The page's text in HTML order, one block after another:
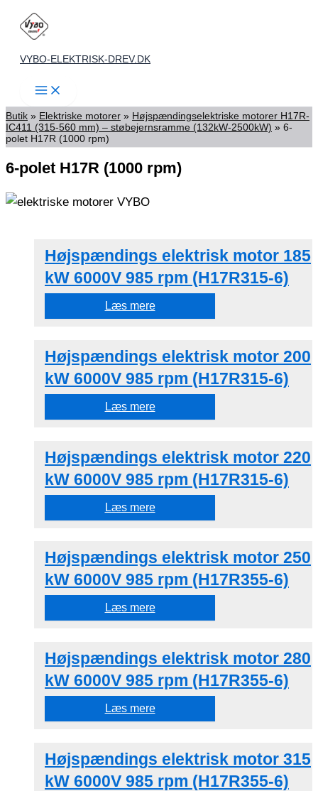
indholdet
VYBO-ELEKTRISK-DREV.DK
Butik » Elektriske motorer » Højspændingselektriske motorer H17R-
IC411 (315-560 mm) – støbejernsramme (132kW-2500kW) » 6-
polet H17R (1000 rpm)
6-polet H17R (1000 rpm)
Højspændings elektrisk motor 185
kW 6000V 985 rpm (H17R315-6)
Læs mere
Højspændings elektrisk motor 200
kW 6000V 985 rpm (H17R315-6)
Læs mere
Højspændings elektrisk motor 220
kW 6000V 985 rpm (H17R315-6)
Læs mere
Højspændings elektrisk motor 250
kW 6000V 985 rpm (H17R355-6)
Læs mere
Højspændings elektrisk motor 280
kW 6000V 985 rpm (H17R355-6)
Læs mere
Højspændings elektrisk motor 315
kW 6000V 985 rpm (H17R355-6)